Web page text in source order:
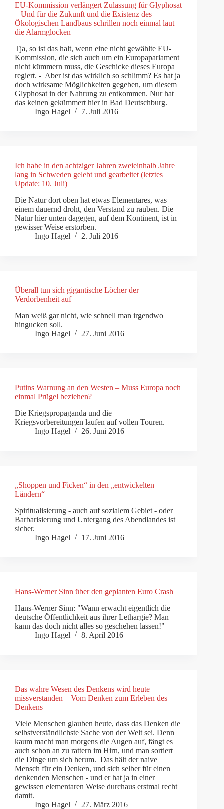
EU-Kommission verlängert Zulassung für Glyphosat
– Und für die Zukunft und die Existenz des
Ökologischen Landbaus schrillen noch einmal laut
die Alarmglocken
Tja, so ist das halt, wenn eine nicht gewählte EU-
Kommission, die sich auch um ein Europaparlament
nicht kümmern muss, die Geschicke dieses Europa
regiert. - Aber ist das wirklich so schlimm? Es hat ja
doch wirksame Möglichkeiten gegeben, um diesem
Glyphosat in der Nahrung zu entkommen. Nur hat
das keinen gekümmert hier in Bad Deutschburg.
Ingo Hagel
7. Juli 2016
Ich habe in den achtziger Jahren zweieinhalb Jahre
lang in Schweden gelebt und gearbeitet (letztes
Update: 10. Juli)
Die Natur dort oben hat etwas Elementares, was
einem dauernd droht, den Verstand zu rauben. Die
Natur hier unten dagegen, auf dem Kontinent, ist in
gewisser Weise erstorben.
Ingo Hagel
2. Juli 2016
Überall tun sich gigantische Löcher der
Verdorbenheit auf
Man weiß gar nicht, wie schnell man irgendwo
hingucken soll.
Ingo Hagel
27. Juni 2016
Putins Warnung an den Westen – Muss Europa noch
einmal Prügel beziehen?
Die Kriegspropaganda und die
Kriegsvorbereitungen laufen auf vollen Touren.
Ingo Hagel
26. Juni 2016
„Shoppen und Ficken“ in den „entwickelten
Ländern“
Spiritualisierung - auch auf sozialem Gebiet - oder
Barbarisierung und Untergang des Abendlandes ist
sicher.
Ingo Hagel
17. Juni 2016
Hans-Werner Sinn über den geplanten Euro Crash
Hans-Werner Sinn: "Wann erwacht eigentlich die
deutsche Öffentlichkeit aus ihrer Lethargie? Man
kann das doch nicht alles so geschehen lassen!"
Ingo Hagel
8. April 2016
Das wahre Wesen des Denkens wird heute
missverstanden – Vom Denken zum Erleben des
Denkens
Viele Menschen glauben heute, dass das Denken die
selbstverständlichste Sache von der Welt sei. Denn
kaum macht man morgens die Augen auf, fängt es
auch schon an zu rattern im Hirn, und man sortiert
die Dinge um sich herum. Das hält der naive
Mensch für ein Denken, und sich selber für einen
denkenden Menschen - und er hat ja in einer
gewissen elementaren Weise durchaus erstmal recht
damit.
Ingo Hagel
27. März 2016